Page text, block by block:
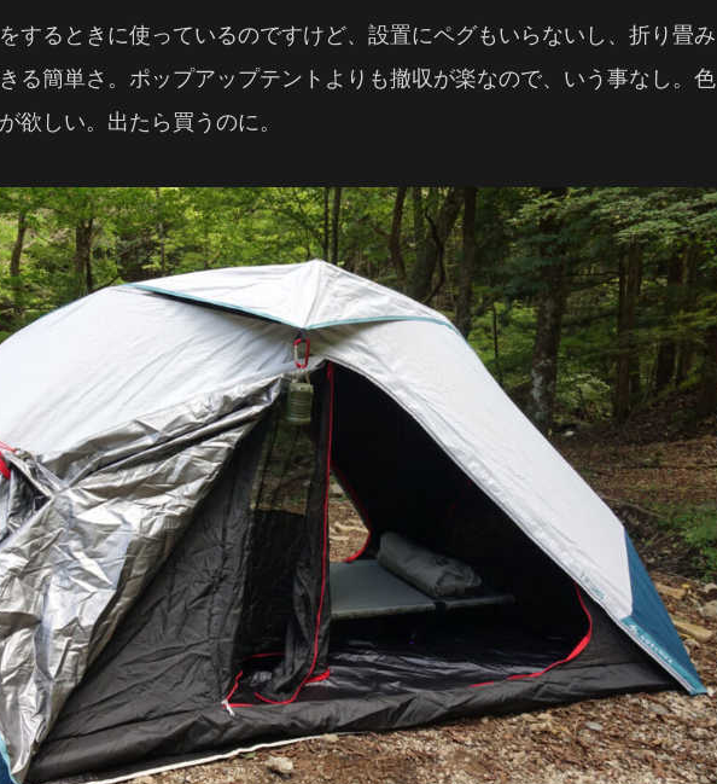
するときに使っているのですけど、設置にペグもいらないし、折り畳み
る簡単さ。ポップアップテントよりも撤収が楽なので、いう事なし。色
欲しい。出たら買うのに。